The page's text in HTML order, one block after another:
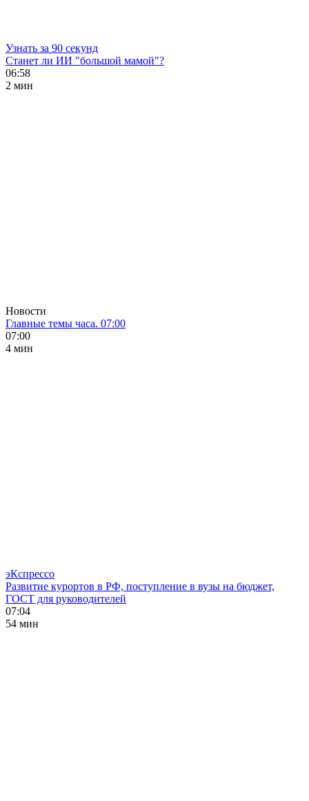
Узнать за 90 секунд
Станет ли ИИ "большой мамой"?
06:58
2 мин
Новости
Главные темы часа. 07:00
07:00
4 мин
эКспрессо
Развитие курортов в РФ, поступление в вузы на бюджет,
ГОСТ для руководителей
07:04
54 мин